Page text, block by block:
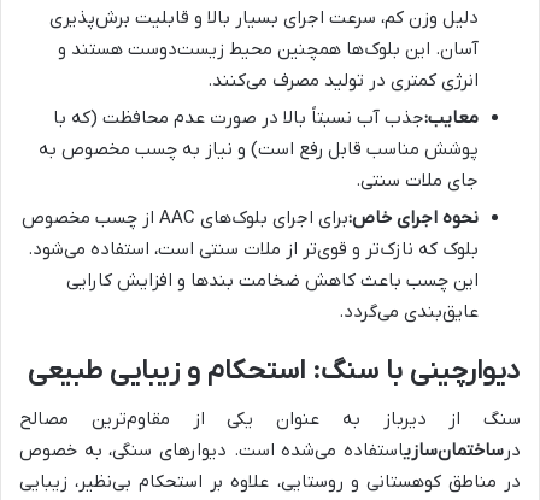
دلیل وزن کم، سرعت اجرای بسیار بالا و قابلیت برش‌پذیری
آسان. این بلوک‌ها همچنین محیط زیست‌دوست هستند و
انرژی کمتری در تولید مصرف می‌کنند.
معایب:جذب آب نسبتاً بالا در صورت عدم محافظت (که با
پوشش مناسب قابل رفع است) و نیاز به چسب مخصوص به
جای ملات سنتی.
نحوه اجرای خاص:
برای اجرای بلوک‌های AAC از چسب مخصوص
بلوک که نازک‌تر و قوی‌تر از ملات سنتی است، استفاده می‌شود.
این چسب باعث کاهش ضخامت بندها و افزایش کارایی
عایق‌بندی می‌گردد.
دیوارچینی با سنگ: استحکام و زیبایی طبیعی
سنگ از دیرباز به عنوان یکی از مقاوم‌ترین مصالح
درساختمان‌سازیاستفاده می‌شده است. دیوارهای سنگی، به خصوص
در مناطق کوهستانی و روستایی، علاوه بر استحکام بی‌نظیر، زیبایی